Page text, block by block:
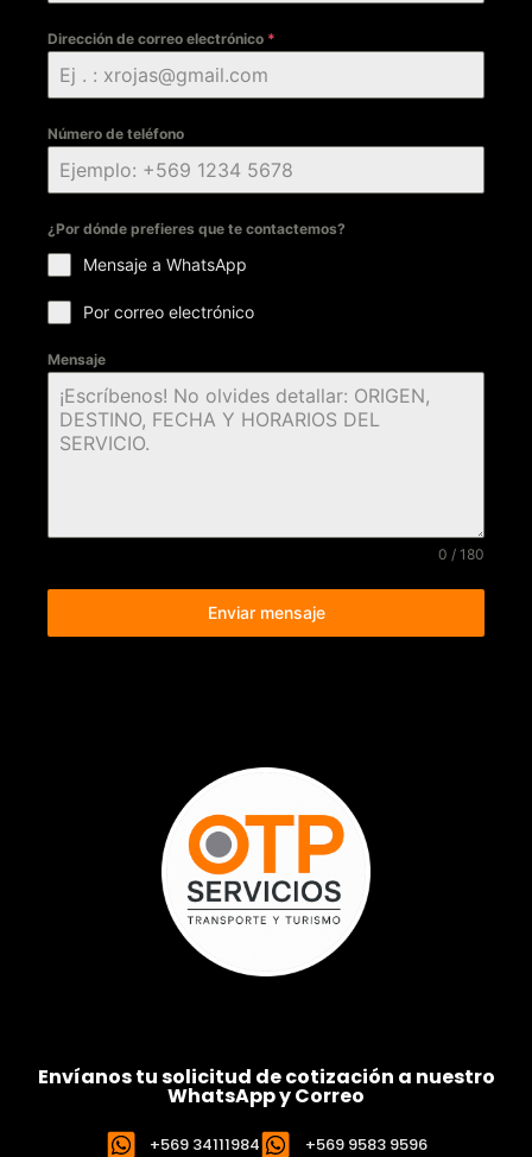
Dirección de correo electrónico *
Número de teléfono
¿Por dónde prefieres que te contactemos?
Mensaje a WhatsApp
Por correo electrónico
Mensaje
0 / 180
Enviar mensaje
Envíanos tu solicitud de cotización a nuestro
WhatsApp y Correo
+569 34111984 +569 9583 9596